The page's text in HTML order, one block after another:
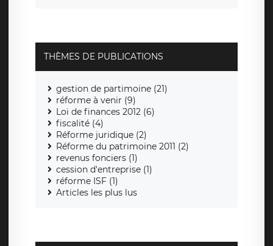
THÈMES DE PUBLICATIONS
gestion de partimoine (21)
réforme à venir (9)
Loi de finances 2012 (6)
fiscalité (4)
Réforme juridique (2)
Réforme du patrimoine 2011 (2)
revenus fonciers (1)
cession d'entreprise (1)
réforme ISF (1)
Articles les plus lus